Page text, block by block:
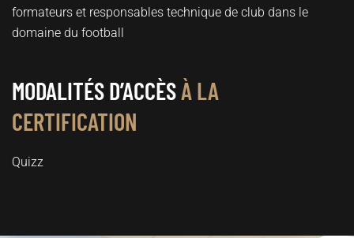
formateurs et responsables technique de club dans le
domaine du football
MODALITÉS D’ACCÈSÀ LA
CERTIFICATION
Quizz